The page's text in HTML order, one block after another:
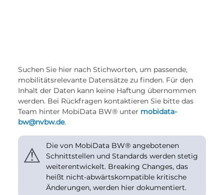
Suchen Sie hier nach Stichworten, um passende,
mobilitätsrelevante Datensätze zu finden. Für den
Inhalt der Daten kann keine Haftung übernommen
werden. Bei Rückfragen kontaktieren Sie bitte das
Team hinter MobiData BW® unter mobidata-
bw@nvbw.de.
⚠
Die von MobiData BW® angebotenen
Schnittstellen und Standards werden stetig
weiterentwickelt. Breaking Changes, das
heißt nicht-abwärtskompatible kritische
Änderungen, werden hier dokumentiert.